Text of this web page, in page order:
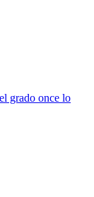
grado once lo